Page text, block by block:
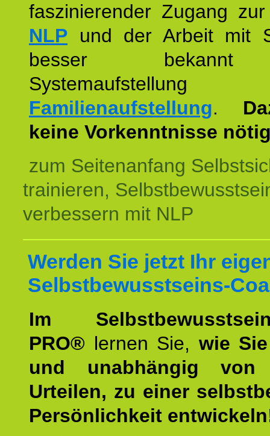
faszinierender Zugang
NLP und der Arbeit mit
besser
Familienaufstellung.
keine Vorkenntnisse
zum Seitenanfang
trainieren,
verbessern mit NLP
Werden Sie jetzt Ihr
Selbstbewusstseins-
Im
PRO® lernen Sie, wie
und unabhängig von
Urteilen, zu einer
Persönlichkeit